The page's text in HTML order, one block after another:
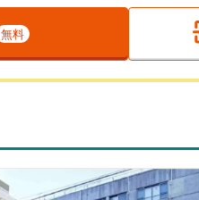
無料